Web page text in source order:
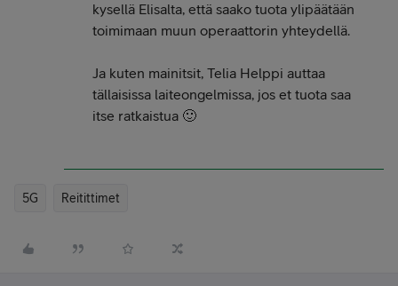
kysellä Elisalta, että saako tuota ylipäätään
toimimaan muun operaattorin yhteydellä.
Ja kuten mainitsit, Telia Helppi auttaa
tällaisissa laiteongelmissa, jos et tuota saa
itse ratkaistua 🙂
5G Reitittimet